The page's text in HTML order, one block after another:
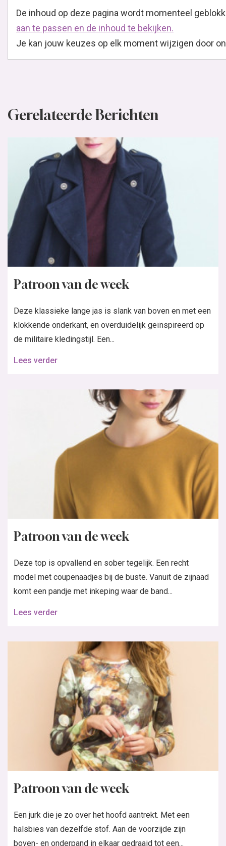
De inhoud op deze pagina wordt momenteel
aan te passen en de inhoud te bekijken.
Je kan jouw keuzes op elk moment wijzigen door
Gerelateerde Berichten
Patroon van de week
Deze klassieke lange jas is slank van boven en met een
klokkende onderkant, en overduidelijk geïnspireerd op
de militaire kledingstijl. Een...
Lees verder
Patroon van de week
Deze top is opvallend en sober tegelijk. Een recht
model met coupenaadjes bij de buste. Vanuit de zijnaad
komt een pandje met inkeping waar de band...
Lees verder
Patroon van de week
Een jurk die je zo over het hoofd aantrekt. Met een
halsbies van dezelfde stof. Aan de voorzijde zijn
boven- en onderpand in elkaar gedraaid tot een...